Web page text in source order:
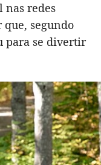
redes
segundo
para se divertir